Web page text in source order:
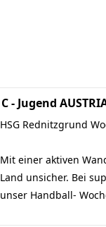
C - Jugend
HSG Rednitzgrund
Mit einer aktiven
Land unsicher. Bei
unser Handball-